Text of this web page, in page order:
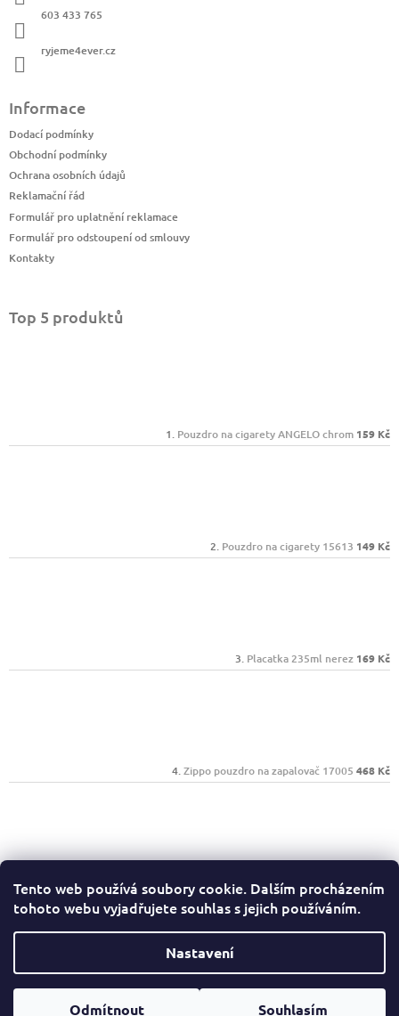
Tento web používá soubory cookie. Dalším procházením
tohoto webu vyjadřujete souhlas s jejich používáním.
Nastavení
Odmítnout Souhlasím
603 433 765
ryjeme4ever.cz
Informace
Dodací podmínky
Obchodní podmínky
Ochrana osobních údajů
Reklamační řád
Formulář pro uplatnění reklamace
Formulář pro odstoupení od smlouvy
Kontakty
Top 5 produktů
Pouzdro na cigarety ANGELO chrom 159 Kč
Pouzdro na cigarety 15613 149 Kč
Placatka 235ml nerez 169 Kč
Zippo pouzdro na zapalovač 17005 468 Kč
Zippo 25050 Street Chrome 656 Kč
Facebook
Vytvořil Shoptet Copyright 2026 Ryjeme4ever.cz. Všechna práva